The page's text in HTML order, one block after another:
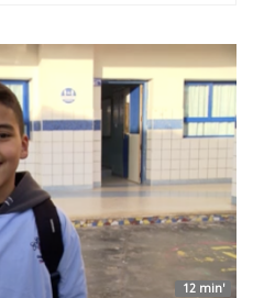
12 min'